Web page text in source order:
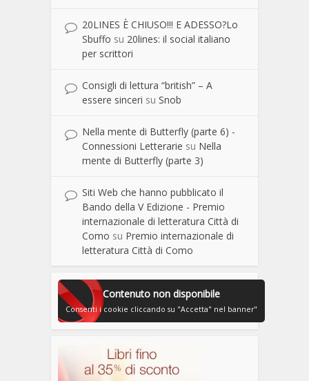
20LINES È CHIUSO!!! E ADESSO?Lo
Sbuffo su 20lines: il social italiano
per scrittori
Consigli di lettura “british” – A
essere sinceri su Snob
Nella mente di Butterfly (parte 6) -
Connessioni Letterarie su Nella
mente di Butterfly (parte 3)
Siti Web che hanno pubblicato il
Bando della V Edizione - Premio
internazionale di letteratura Città di
Como su Premio internazionale di
letteratura Città di Como
Contenuto non disponibile
Consenti i cookie cliccando su "Accetta" nel banner"